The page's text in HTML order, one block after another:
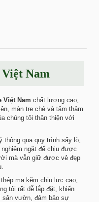
Nam
Việt Nam chất lượng cao,
màn tre chẻ và tấm thảm
chúng tôi thân thiện với
qua quy trình sấy lò,
ngặt để chịu được
mà vẫn giữ được vẻ đẹp
mạ kẽm chịu lực cao,
tôi rất dễ lắp đặt, khiến
sân vườn, đảm bảo sự